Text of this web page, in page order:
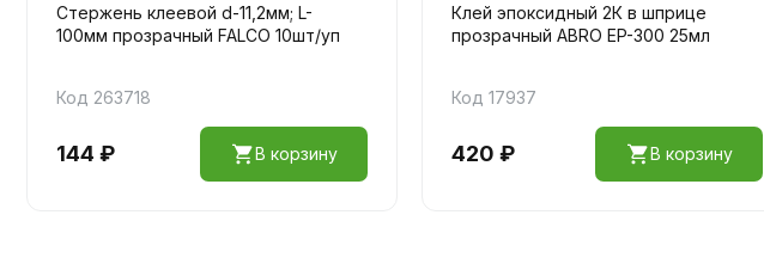
Стержень клеевой d-11,2мм; L-
100мм прозрачный FALCO 10шт/уп
Код 263718
144 ₽ В корзину
Клей эпоксидный 2К в шприце
прозрачный ABRO EP-300 25мл
Код 17937
420 ₽ В корзину